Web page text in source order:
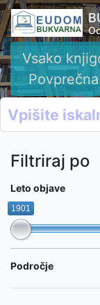
Vsako
Filtriraj po
Leto objave
1901
Področje